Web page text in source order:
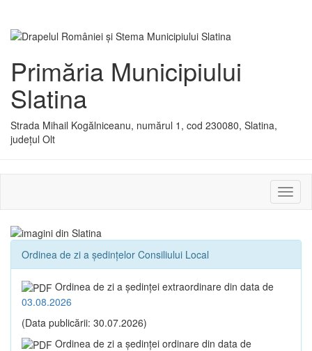
Primăria Municipiului
Slatina
Strada Mihail Kogălniceanu, numărul 1, cod 230080, Slatina,
județul Olt
sau
Ordinea de zi a ședințelor Consiliului Local
Ordinea de zi a şedinţei extraordinare din data de
03.08.2026
(Data publicării: 30.07.2026)
Ordinea de zi a şedinţei ordinare din data de